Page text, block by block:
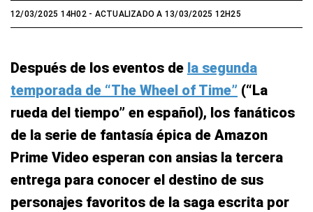
12/03/2025 14H02- ACTUALIZADO A 13/03/2025 12H25
Después de los eventos de la segunda
temporada de “The Wheel of Time” (“La
rueda del tiempo” en español), los fanáticos
de la serie de fantasía épica de Amazon
Prime Video esperan con ansias la tercera
entrega para conocer el destino de sus
personajes favoritos de la saga escrita por